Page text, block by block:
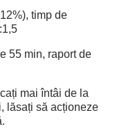
timp de
55 min, raport de
mai întâi de la
lăsați să acționeze